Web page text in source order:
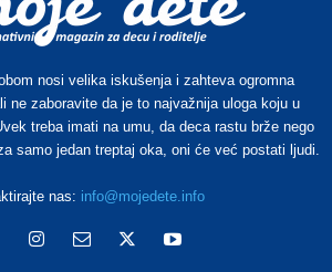
nosi velika iskušenja i zahteva ogromna
ne zaboravite da je to najvažnija uloga koju u
treba imati na umu, da deca rastu brže nego
samo jedan treptaj oka, oni će već postati ljudi.
nas: info@mojedete.info